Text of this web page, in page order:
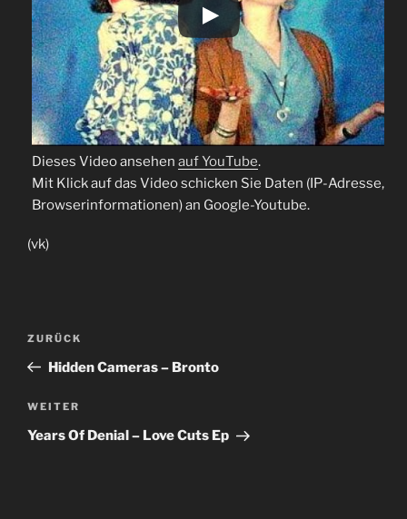
Dieses Video ansehen auf YouTube.
Mit Klick auf das Video schicken Sie Daten (IP-Adresse,
Browserinformationen) an Google-Youtube.
(vk)
Beitragsnavigation
Vorheriger
Beitrag
ZURÜCK
Hidden Cameras – Bronto
Nächster
Beitrag
WEITER
Years Of Denial – Love Cuts Ep